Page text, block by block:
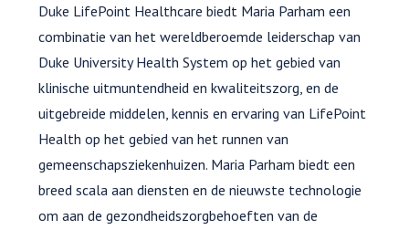
Duke LifePoint Healthcare biedt Maria Parham een
combinatie van het wereldberoemde leiderschap van
Duke University Health System op het gebied van
klinische uitmuntendheid en kwaliteitszorg, en de
uitgebreide middelen, kennis en ervaring van LifePoint
Health op het gebied van het runnen van
gemeenschapsziekenhuizen. Maria Parham biedt een
breed scala aan diensten en de nieuwste technologie
om aan de gezondheidszorgbehoeften van de